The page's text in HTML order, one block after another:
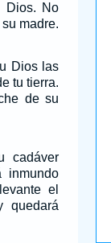
Dios. No
madre.
Dios las
tu tierra.
de su
cadáver
inmundo
el
quedará